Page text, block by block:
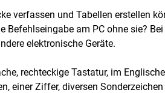
verfassen und Tabellen erstellen
am PC ohne sie?
elektronische Geräte.
rechteckige Tastatur, im
einer Ziffer, diversen